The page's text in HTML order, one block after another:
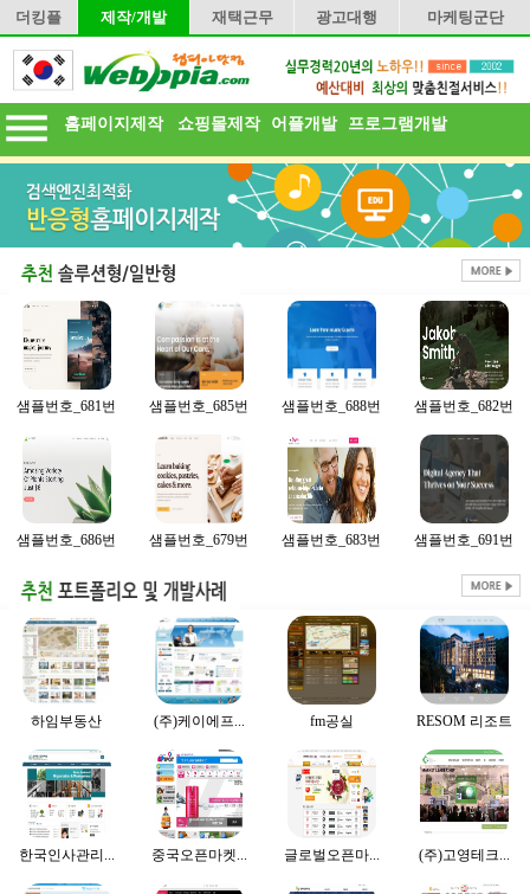
더킹플 제작/개발 재택근무 광고대행 마케팅군단
홈페이지제작 쇼핑몰제작 어플개발 프로그램개발
샘플번호_681번 샘플번호_685번 샘플번호_688번 샘플번호_682번
샘플번호_686번 샘플번호_679번 샘플번호_683번 샘플번호_691번
하임부동산 (주)케이에프... fm공실 RESOM 리조트
한국인사관리... 중국오픈마켓... 글로벌오픈마... (주)고영테크...